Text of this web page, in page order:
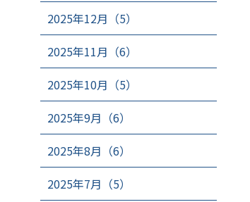
2025年12月（5）
2025年11月（6）
2025年10月（5）
2025年9月（6）
2025年8月（6）
2025年7月（5）